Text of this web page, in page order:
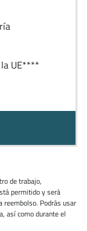
UE****
de trabajo,
permitido y será
reembolso. Podrás usar
así como durante el